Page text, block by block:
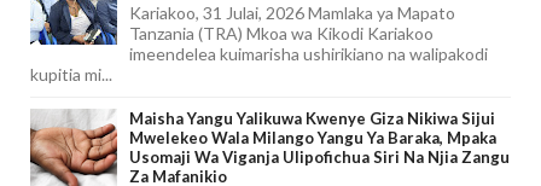
Kariakoo, 31 Julai, 2026 Mamlaka ya Mapato
Tanzania (TRA) Mkoa wa Kikodi Kariakoo
imeendelea kuimarisha ushirikiano na walipakodi
kupitia mi...
Maisha Yangu Yalikuwa Kwenye Giza Nikiwa Sijui
Mwelekeo Wala Milango Yangu Ya Baraka, Mpaka
Usomaji Wa Viganja Ulipofichua Siri Na Njia Zangu
Za Mafanikio